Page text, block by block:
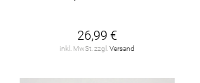
26,99 €
inkl. MwSt. zzgl.Versand